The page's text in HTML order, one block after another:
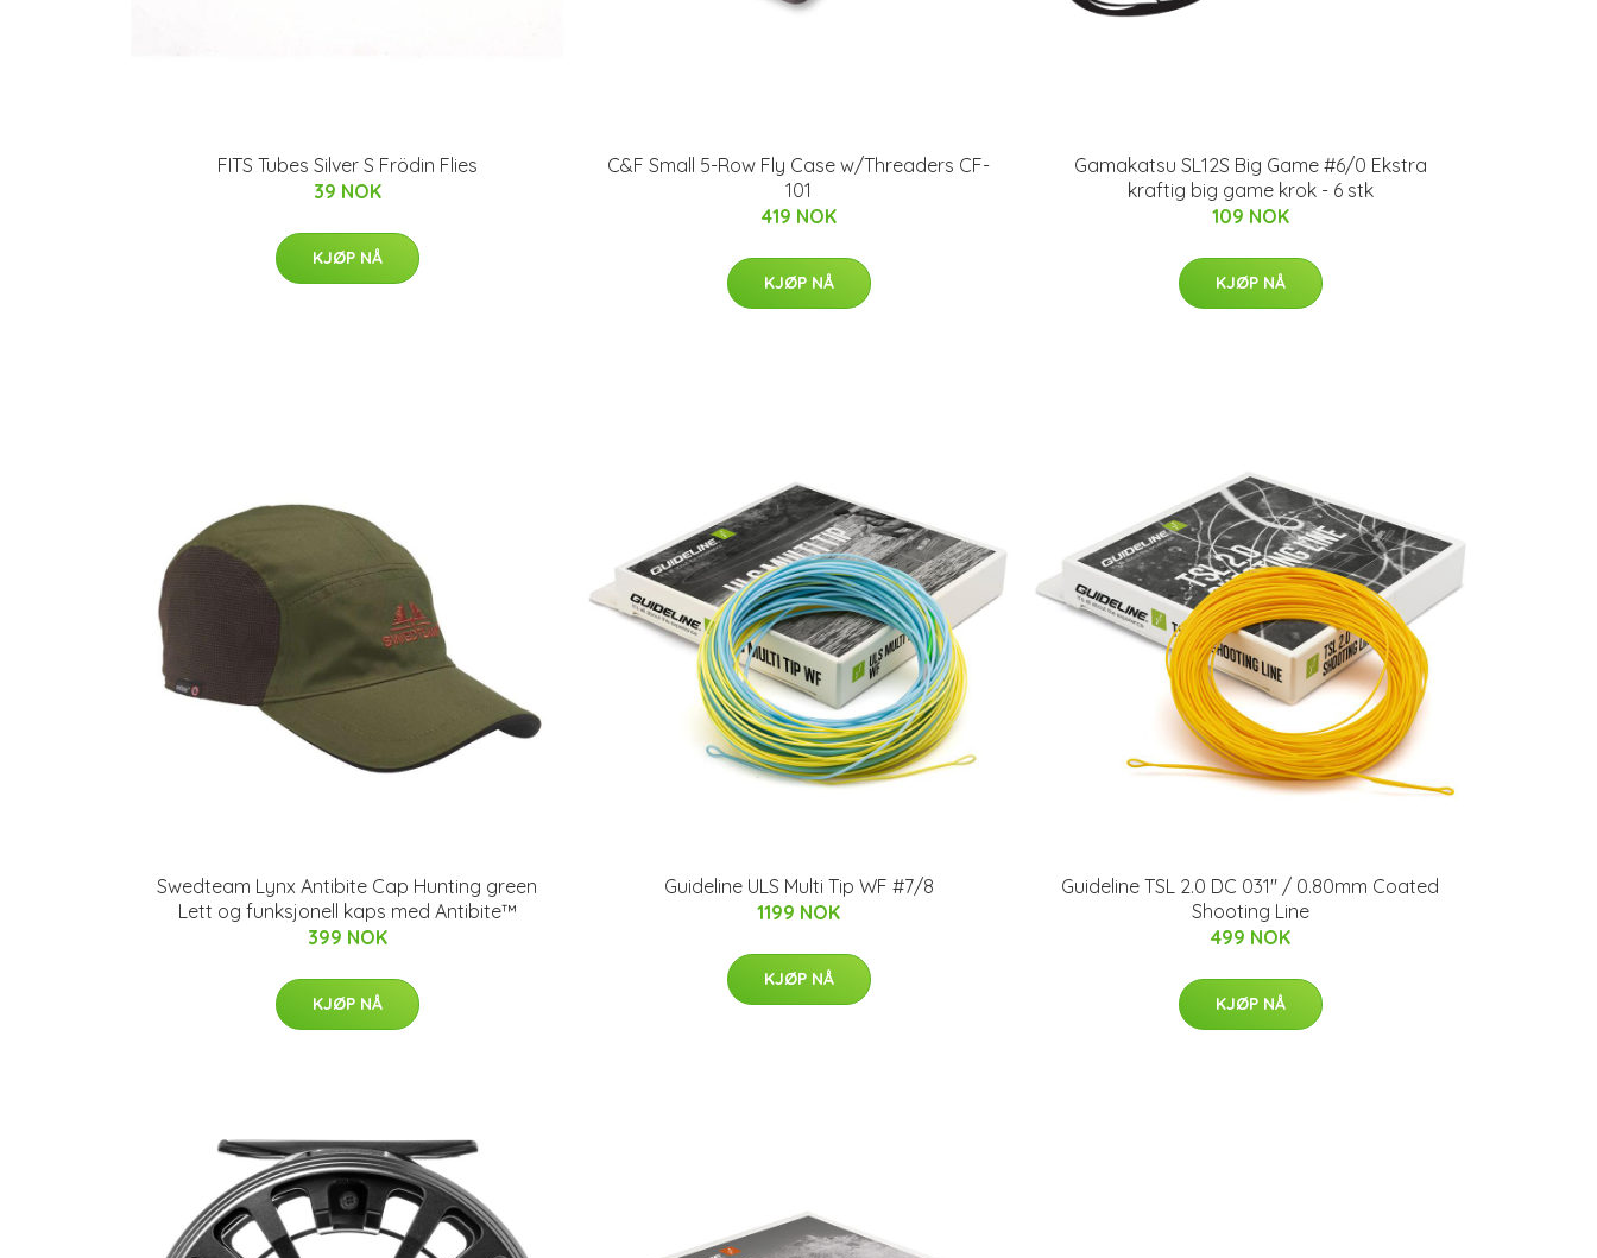
FITS Tubes Silver S Frödin Flies
39 NOK
KJØP NÅ
C&F Small 5-Row Fly Case w/Threaders CF-
101
419 NOK
KJØP NÅ
Gamakatsu SL12S Big Game #6/0 Ekstra
kraftig big game krok - 6 stk
109 NOK
KJØP NÅ
Swedteam Lynx Antibite Cap Hunting green
Lett og funksjonell kaps med Antibite™
399 NOK
KJØP NÅ
Guideline ULS Multi Tip WF #7/8
1199 NOK
KJØP NÅ
Guideline TSL 2.0 DC 031" / 0.80mm Coated
Shooting Line
499 NOK
KJØP NÅ